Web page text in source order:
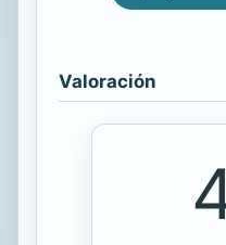
Valoración